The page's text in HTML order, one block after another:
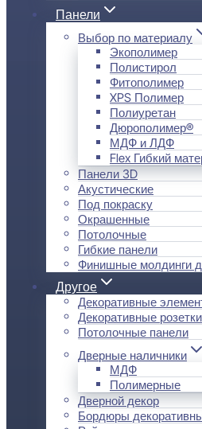
Панели
Выбор по материалу
Экополимер
Полистирол
Фитополимер
XPS Полимер
Полиуретан
Дюрополимер®
МДФ и ЛДФ
Flex Гибкий
Панели 3D
Акустические
Под покраску
Окрашенные
Потолочные
Гибкие панели
Финишные молдинги
Другое
Декоративные
Декоративные розетки
Потолочные панели
Дверные наличники
МДФ
Полимерные
Дверной декор
Бордюры